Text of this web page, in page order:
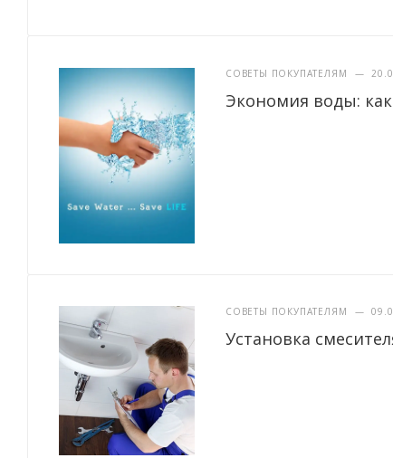
СОВЕТЫ ПОКУПАТЕЛЯМ —
Экономия воды:
СОВЕТЫ ПОКУПАТЕЛЯМ —
Установка